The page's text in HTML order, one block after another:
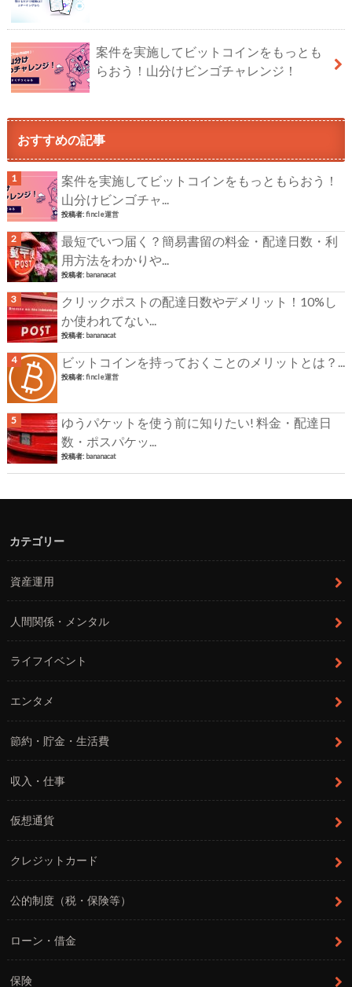
案件を実施してビットコインをもっとも
らおう！山分けビンゴチャレンジ！
おすすめの記事
案件を実施してビットコインをもっともらおう！
山分けビンゴチャ...
投稿者:fincle運営
最短でいつ届く？簡易書留の料金・配達日数・利
用方法をわかりや...
投稿者: bananacat
クリックポストの配達日数やデメリット！10%し
か使われてない...
投稿者: bananacat
ビットコインを持っておくことのメリットとは？...
投稿者:fincle運営
ゆうパケットを使う前に知りたい! 料金・配達日
数・ポスパケッ...
投稿者: bananacat
カテゴリー
資産運用
人間関係・メンタル
ライフイベント
エンタメ
節約・貯金・生活費
収入・仕事
仮想通貨
クレジットカード
公的制度（税・保険等）
ローン・借金
保険